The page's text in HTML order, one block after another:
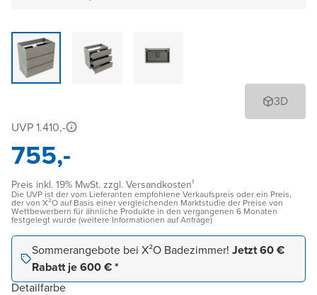
3D
UVP 1.410,-
755,-
Preis inkl. 19% MwSt. zzgl. Versandkosten¹
Die UVP ist der vom Lieferanten empfohlene Verkaufspreis oder ein Preis,
der von X²O auf Basis einer vergleichenden Marktstudie der Preise von
Wettbewerbern für ähnliche Produkte in den vergangenen 6 Monaten
festgelegt wurde (weitere Informationen auf Anfrage)
Sommerangebote bei X²O Badezimmer! Jetzt 60 €
Rabatt je 600 € *
Detailfarbe